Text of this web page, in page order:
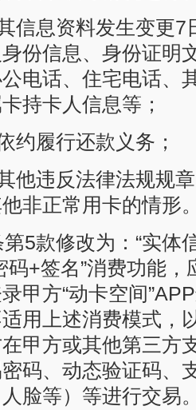
信息资料发生变更
份信息、身份证明
电话、住宅电话、
持卡人信息等；
约履行还款义务；
他违反法律法规规
非正常用卡的情形
5款修改为：“实体
码+签名”消费功能
甲方“动卡空间
用上述消费模式，
甲方或其他第三方
码、动态验证码、
脸等）等进行交易